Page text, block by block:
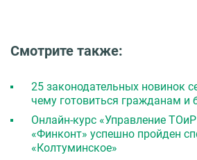
Смотрите также:
25 законодательных новинок
чему готовиться гражданам и
Онлайн-курс «Управление
«Финконт» успешно пройден
«Колтуминское»